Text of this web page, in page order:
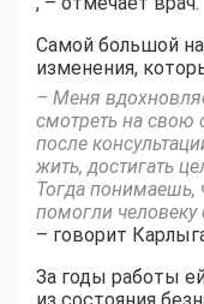
Самой большой
изменения,
– Меня
смотреть на свою
после
жить, достигать
Тогда понимаешь,
помогли человеку
– говорит
За годы работы